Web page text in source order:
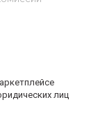
лиц